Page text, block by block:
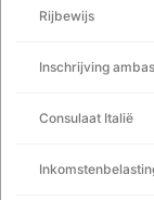
Rijbewijs
Inschrijving
Consulaat Italië